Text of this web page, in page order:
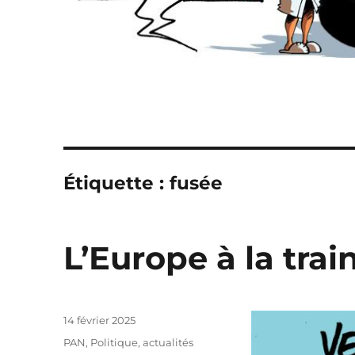
Étiquette :fusée
L’Europe à la
Publié
14 février 2025
Catégories
PAN, Politique, actualités